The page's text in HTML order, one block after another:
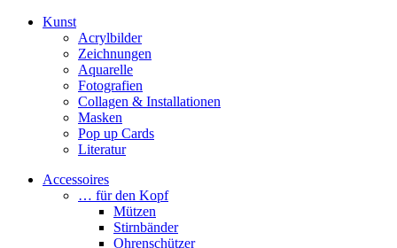
Kunst
Acrylbilder
Zeichnungen
Aquarelle
Fotografien
Collagen & Installationen
Masken
Pop up Cards
Literatur
Accessoires
… für den Kopf
Mützen
Stirnbänder
Ohrenschützer